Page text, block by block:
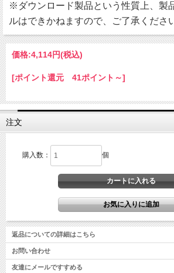
※ダウンロード製品という性質上、製
ルはできかねますので、ご了承くださ
価格:4,114円(税込)
[ポイント還元 41ポイント～]
注文
購入数： 個
返品についての詳細はこちら
お問い合わせ
友達にメールですすめる